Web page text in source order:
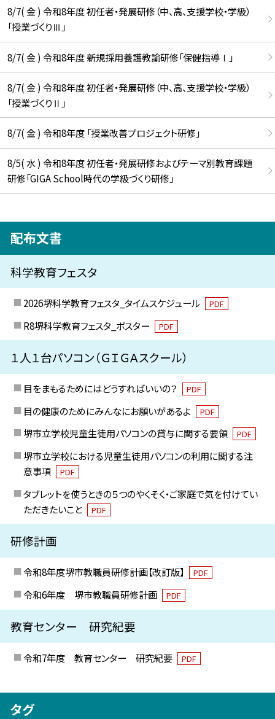
8/7( 金 ) 令和8年度 初任者・発展研修（中、高、支援学校・学級）
「授業づくりⅢ」
8/7( 金 ) 令和8年度 新規採用養護教諭研修「保健指導Ⅰ」
8/7( 金 ) 令和8年度 初任者・発展研修（中、高、支援学校・学級）
「授業づくりⅡ」
8/7( 金 ) 令和8年度 「授業改善プロジェクト研修」
8/5( 水 ) 令和8年度 初任者・発展研修およびテーマ別教育課題
研修「GIGA School時代の学級づくり研修」
配布文書
科学教育フェスタ
2026堺科学教育フェスタ_タイムスケジュール PDF
R8堺科学教育フェスタ_ポスター PDF
１人１台パソコン（ＧＩＧＡスクール）
目をまもるためにはどうすればいいの？ PDF
目の健康のためにみんなにお願いがあるよ PDF
堺市立学校児童生徒用パソコンの貸与に関する要領 PDF
堺市立学校における児童生徒用パソコンの利用に関する注
意事項
PDF
タブレットを使うときの５つのやくそく・ご家庭で気を付けてい
ただきたいこと
PDF
研修計画
令和8年度堺市教職員研修計画【改訂版】 PDF
令和6年度 堺市教職員研修計画 PDF
教育センター 研究紀要
令和7年度 教育センター 研究紀要 PDF
タグ